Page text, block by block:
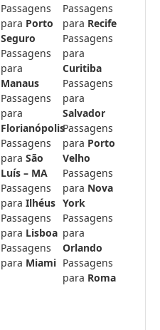
Passagens
para Porto
Seguro
Passagens
para
Manaus
Passagens
para
Florianópolis
Passagens
para São
Luís – MA
Passagens
para Ilhéus
Passagens
para Lisboa
Passagens
para Miami
Passagens
para Recife
Passagens
para
Curitiba
Passagens
para
Salvador
Passagens
para Porto
Velho
Passagens
para Nova
York
Passagens
para
Orlando
Passagens
para Roma